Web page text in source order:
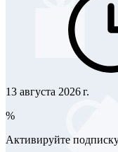
13 августа 2026 г.
%
Активируйте